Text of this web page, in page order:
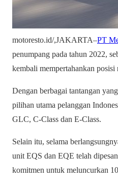
motoresto.id/,JAKARTA–PT
penumpang pada tahun 2022,
kembali mempertahankan
Dengan berbagai tantangan
pilihan utama pelanggan
GLC, C-Class dan E-Class.
Selain itu, selama
unit EQS dan EQE telah
komitmen untuk meluncurkan